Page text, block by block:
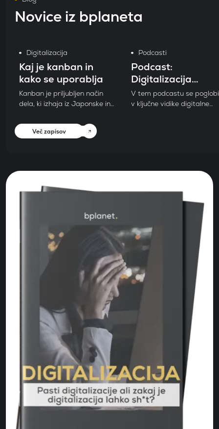
Novice iz bplaneta
Digitalizacija
Kaj je kanban in
kako se uporablja
Kanban je priljubljen način
dela, ki izhaja iz Japonske in
proizvodnih procesov podjetja
Toyota. V zadnjih desetletjih je
sistem za upravljanje dela, ki
zmanjšanju nepotrebnih
Podcasti
Podcast:
Digitalizacija
procesov v
V tem podcastu se
v ključne vidike digitalne
optimizacijo poslovanja.
strategij, ki jih v bplanetu
razvijamo za uspešno
projektov in podjetij.
sta bila Artjom Bajdak in
Denis Markun iz
podjetniškega podcasta
Highwater. Če vas zanima,
kako se pripraviti na
tehnološke izzive
vas vabim k poslušanju!
Več zapisov